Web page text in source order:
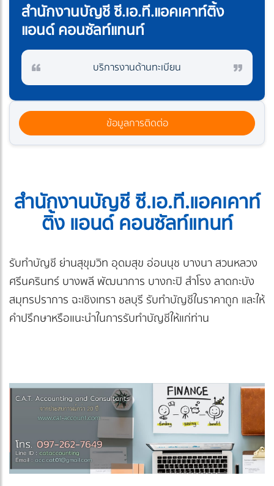
สำนักงานบัญชี ซี.เอ.ที.แอคเคาท์ติ้ง
แอนด์ คอนซัลท์แทนท์
บริการงานด้านทะเบียน
ข้อมูลการติดต่อ
สำนักงานบัญชี ซี.เอ.ที.แอคเคาท์
ติ้ง แอนด์ คอนซัลท์แทนท์
รับทำบัญชี ย่านสุขุมวิท อุดมสุข อ่อนนุช บางนา สวนหลวง
ศรีนครินทร์ บางพลี พัฒนาการ บางกะปิ สำโรง ลาดกะบัง
สมุทรปราการ ฉะเชิงเทรา ชลบุรี รับทำบัญชีในราคาถูก และให้
คำปรึกษาหรือแนะนำในการรับทำบัญชีให้แก่ท่าน